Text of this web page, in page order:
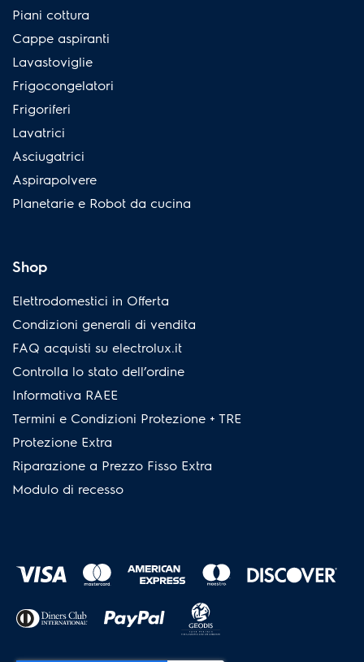
Piani cottura
Cappe aspiranti
Lavastoviglie
Frigocongelatori
Frigoriferi
Lavatrici
Asciugatrici
Aspirapolvere
Planetarie e Robot da cucina
Shop
Elettrodomestici in Offerta
Condizioni generali di vendita
FAQ acquisti su electrolux.it
Controlla lo stato dell’ordine
Informativa RAEE
Termini e Condizioni Protezione + TRE
Protezione Extra
Riparazione a Prezzo Fisso Extra
Modulo di recesso